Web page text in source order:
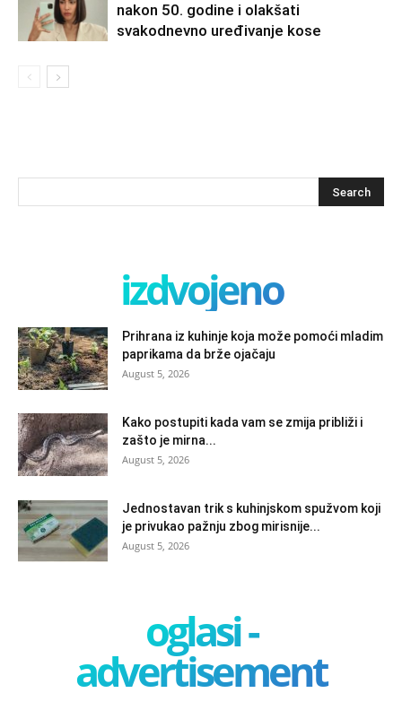
nakon 50. godine i olakšati
svakodnevno uređivanje kose
izdvojeno
Prihrana iz kuhinje koja može pomoći mladim
paprikama da brže ojačaju
August 5, 2026
Kako postupiti kada vam se zmija približi i
zašto je mirna...
August 5, 2026
Jednostavan trik s kuhinjskom spužvom koji
je privukao pažnju zbog mirisnije...
August 5, 2026
oglasi -
advertisement